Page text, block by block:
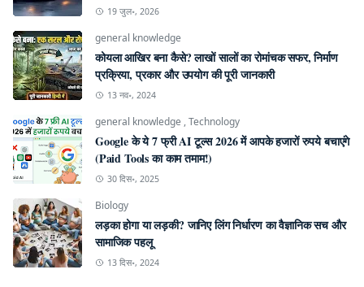
19 जुल॰, 2026
general knowledge
कोयला आखिर बना कैसे? लाखों सालों का रोमांचक सफर, निर्माण
प्रक्रिया, प्रकार और उपयोग की पूरी जानकारी
13 नव॰, 2024
general knowledge ,Technology
Google के ये 7 फ्री AI टूल्स 2026 में आपके हजारों रुपये बचाएंगे
(Paid Tools का काम तमाम!)
30 दिस॰, 2025
Biology
लड़का होगा या लड़की? जानिए लिंग निर्धारण का वैज्ञानिक सच और
सामाजिक पहलू
13 दिस॰, 2024